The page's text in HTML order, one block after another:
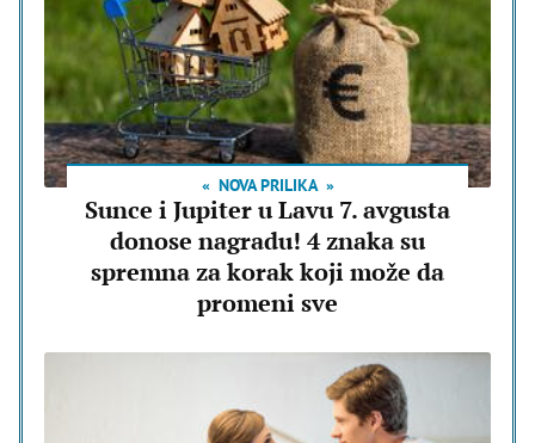
NOVA PRILIKA
Sunce i Jupiter u Lavu 7. avgusta
donose nagradu! 4 znaka su
spremna za korak koji može da
promeni sve